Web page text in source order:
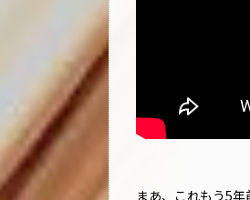
まあ、これもう5